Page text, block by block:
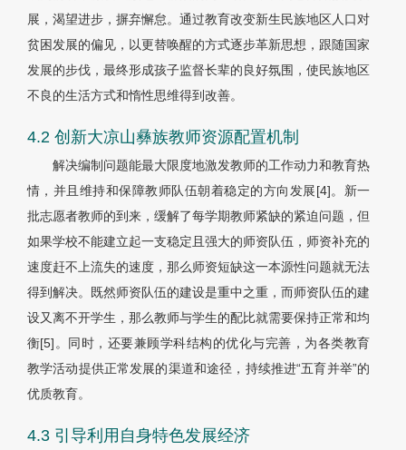
展，渴望进步，摒弃懈怠。通过教育改变新生民族地区人口对
贫困发展的偏见，以更替唤醒的方式逐步革新思想，跟随国家
发展的步伐，最终形成孩子监督长辈的良好氛围，使民族地区
不良的生活方式和惰性思维得到改善。
4.2 创新大凉山彝族教师资源配置机制
解决编制问题能最大限度地激发教师的工作动力和教育热
情，并且维持和保障教师队伍朝着稳定的方向发展[4]。新一
批志愿者教师的到来，缓解了每学期教师紧缺的紧迫问题，但
如果学校不能建立起一支稳定且强大的师资队伍，师资补充的
速度赶不上流失的速度，那么师资短缺这一本源性问题就无法
得到解决。既然师资队伍的建设是重中之重，而师资队伍的建
设又离不开学生，那么教师与学生的配比就需要保持正常和均
衡[5]。同时，还要兼顾学科结构的优化与完善，为各类教育
教学活动提供正常发展的渠道和途径，持续推进“五育并举”的
优质教育。
4.3 引导利用自身特色发展经济